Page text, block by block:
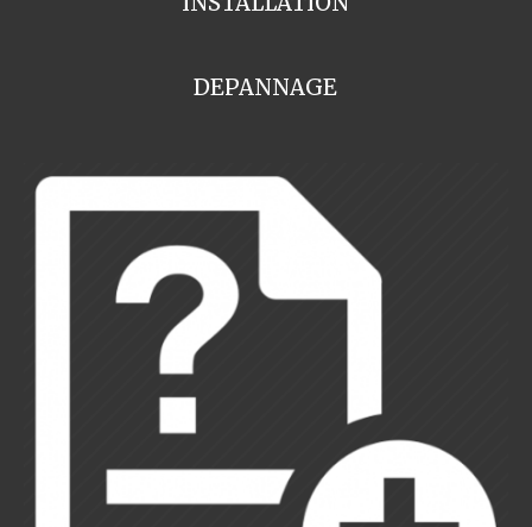
DEPANNAGE